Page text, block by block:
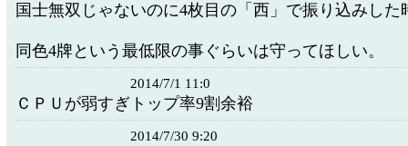
国士無双じゃないのに4枚目の「西」で振り込みした
同色4牌という最低限の事ぐらいは守ってほしい。
2014/7/1 11:0
ＣＰＵが弱すぎトップ率9割余裕
2014/7/30 9:20